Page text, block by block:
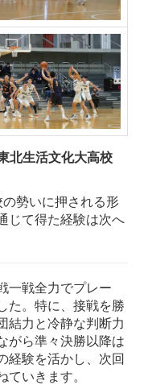
北生活文化大高校
勢いに押される形
じて得た経験は次へ
一戦全力でプレー
た。特に、接戦を勝
結力と冷静な判断力
がら準々決勝以降は
経験を活かし、次回
ていきます。